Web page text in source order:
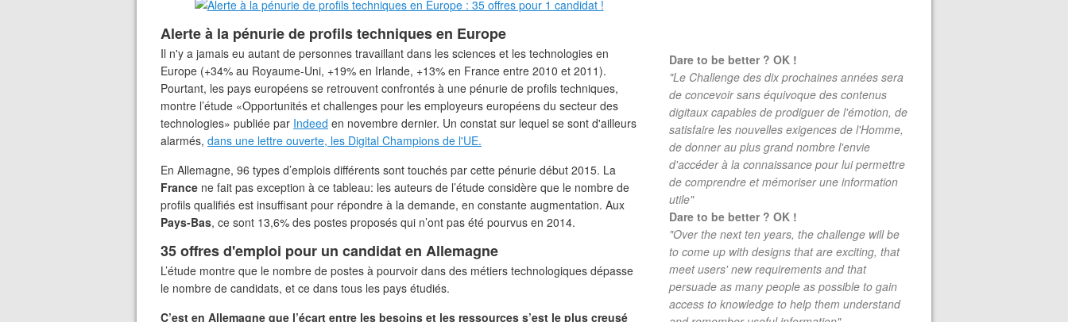
Alerte à la pénurie de profils techniques en Europe
Il n'y a jamais eu autant de personnes travaillant dans les sciences et les technologies en
Europe (+34% au Royaume-Uni, +19% en Irlande, +13% en France entre 2010 et 2011).
Pourtant, les pays européens se retrouvent confrontés à une pénurie de profils techniques,
montre l’étude «Opportunités et challenges pour les employeurs européens du secteur des
technologies» publiée par Indeed en novembre dernier. Un constat sur lequel se sont d'ailleurs
alarmés, dans une lettre ouverte, les Digital Champions de l'UE.
En Allemagne, 96 types d’emplois différents sont touchés par cette pénurie début 2015. La
France ne fait pas exception à ce tableau: les auteurs de l’étude considère que le nombre de
profils qualifiés est insuffisant pour répondre à la demande, en constante augmentation. Aux
Pays-Bas, ce sont 13,6% des postes proposés qui n’ont pas été pourvus en 2014.
35 offres d'emploi pour un candidat en Allemagne
L’étude montre que le nombre de postes à pourvoir dans des métiers technologiques dépasse
le nombre de candidats, et ce dans tous les pays étudiés.
C’est en Allemagne que l’écart entre les besoins et les ressources s’est le plus creusé
Dare to be better ? OK !
"Le Challenge des dix prochaines années sera
de concevoir sans équivoque des contenus
digitaux capables de prodiguer de l'émotion, de
satisfaire les nouvelles exigences de l'Homme,
de donner au plus grand nombre l'envie
d'accéder à la connaissance pour lui permettre
de comprendre et mémoriser une information
utile"
Dare to be better ? OK !
"Over the next ten years, the challenge will be
to come up with designs that are exciting, that
meet users' new requirements and that
persuade as many people as possible to gain
access to knowledge to help them understand